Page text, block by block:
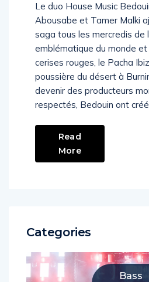
Le duo House Music
Abousabe et Tamer Malki
saga tous les mercredis de
emblématique du monde
cerises rouges, le Pacha
poussière du désert à
devenir des producteurs
respectés, Bedouin ont
Read
More
Categories
Bass